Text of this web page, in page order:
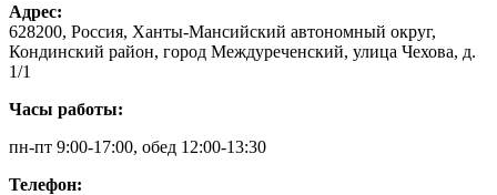
Адрес:
628200, Россия, Ханты-Мансийский автономный округ,
Кондинский район, город Междуреченский, улица Чехова, д.
1/1
Часы работы:
пн-пт 9:00-17:00, обед 12:00-13:30
Телефон: